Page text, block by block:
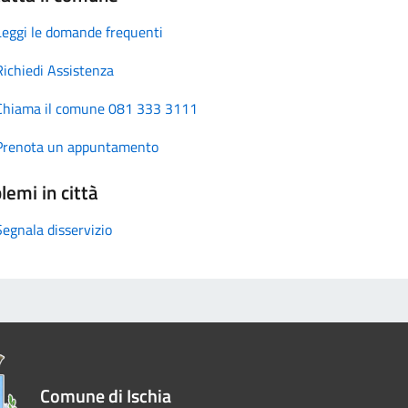
le domande frequenti
Assistenza
il comune 081 333 3111
un appuntamento
in città
disservizio
Comune di Ischia